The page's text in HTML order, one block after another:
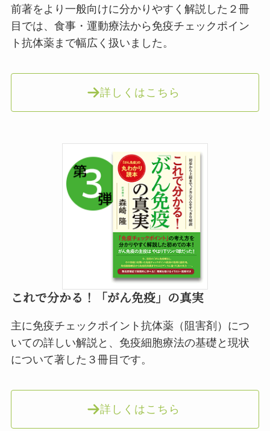
前著をより一般向けに分かりやすく解説した２冊
目では、食事・運動療法から免疫チェックポイン
ト抗体薬まで幅広く扱いました。
詳しくはこちら
これで分かる！「がん免疫」の真実
主に免疫チェックポイント抗体薬（阻害剤）につ
いての詳しい解説と、免疫細胞療法の基礎と現状
について著した３冊目です。
詳しくはこちら